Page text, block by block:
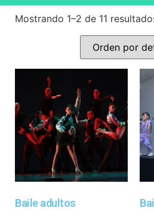
Mostrando 1–2 de 11
Baile adultos